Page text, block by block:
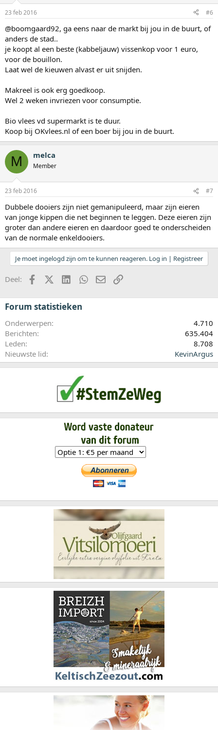
23 feb 2016 #6
@boomgaard92, ga eens naar de markt bij jou in de buurt, of
anders de stad..
je koopt al een beste (kabbeljauw) vissenkop voor 1 euro,
voor de bouillon.
Laat wel de kieuwen alvast er uit snijden.
Makreel is ook erg goedkoop.
Wel 2 weken invriezen voor consumptie.
Bio vlees vd supermarkt is te duur.
Koop bij OKvlees.nl of een boer bij jou in de buurt.
M melca
Member
23 feb 2016 #7
Dubbele dooiers zijn niet gemanipuleerd, maar zijn eieren
van jonge kippen die net beginnen te leggen. Deze eieren zijn
groter dan andere eieren en daardoor goed te onderscheiden
van de normale enkeldooiers.
Je moet ingelogd zijn om te kunnen reageren. Log in | Registreer
Deel: FacebookX (Twitter)LinkedInWhatsApp
E-mailkoppeling
Forum statistieken
Onderwerpen
4.710
Berichten
635.404
Leden
8.708
Nieuwste lid
KevinArgus